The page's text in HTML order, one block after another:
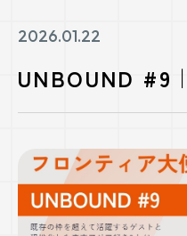
2026.01.22
UNBOUND #9